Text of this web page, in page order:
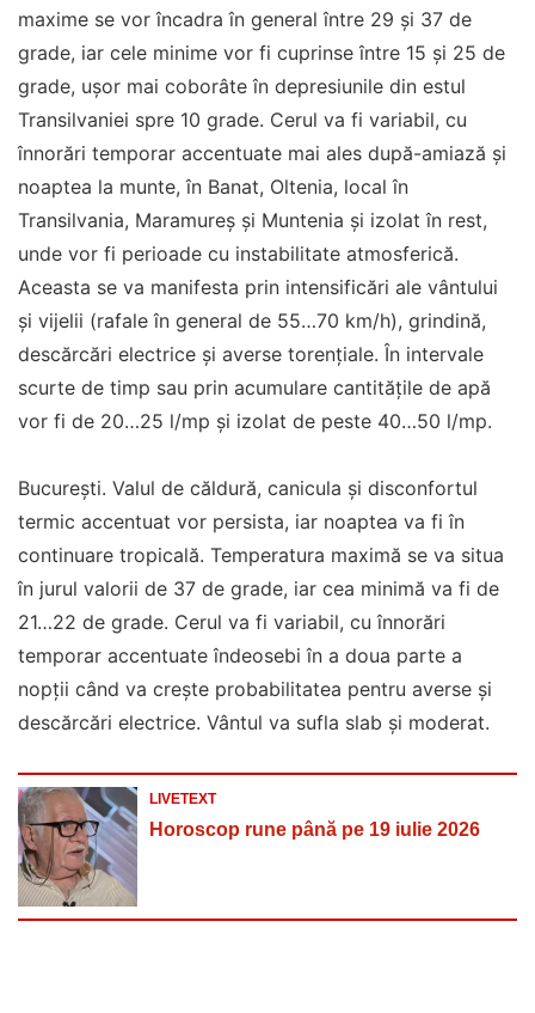
maxime se vor încadra în general între 29 și 37 de
grade, iar cele minime vor fi cuprinse între 15 și 25 de
grade, ușor mai coborâte în depresiunile din estul
Transilvaniei spre 10 grade. Cerul va fi variabil, cu
înnorări temporar accentuate mai ales după-amiază și
noaptea la munte, în Banat, Oltenia, local în
Transilvania, Maramureș și Muntenia și izolat în rest,
unde vor fi perioade cu instabilitate atmosferică.
Aceasta se va manifesta prin intensificări ale vântului
și vijelii (rafale în general de 55…70 km/h), grindină,
descărcări electrice și averse torențiale. În intervale
scurte de timp sau prin acumulare cantitățile de apă
vor fi de 20…25 l/mp și izolat de peste 40…50 l/mp.
București. Valul de căldură, canicula și disconfortul
termic accentuat vor persista, iar noaptea va fi în
continuare tropicală. Temperatura maximă se va situa
în jurul valorii de 37 de grade, iar cea minimă va fi de
21…22 de grade. Cerul va fi variabil, cu înnorări
temporar accentuate îndeosebi în a doua parte a
nopții când va crește probabilitatea pentru averse și
descărcări electrice. Vântul va sufla slab și moderat.
LIVETEXT
Horoscop rune până pe 19 iulie 2026